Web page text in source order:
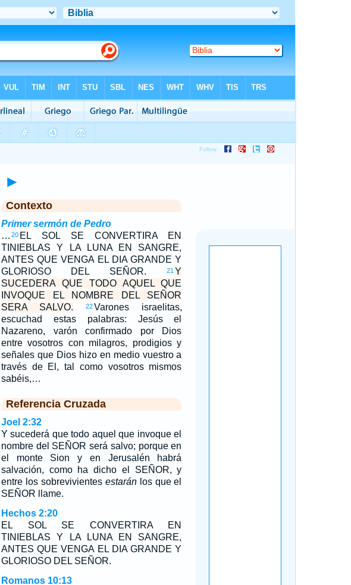
►
Contexto
Primer sermón de Pedro
… 20 EL SOL SE CONVERTIRA EN
TINIEBLAS Y LA LUNA EN SANGRE,
ANTES QUE VENGA EL DIA GRANDE Y
GLORIOSO DEL SEÑOR.
21 Y
SUCEDERA QUE TODO AQUEL QUE
INVOQUE EL NOMBRE DEL SEÑOR
SERA SALVO.
22Varones israelitas,
escuchad estas palabras: Jesús el
Nazareno, varón confirmado por Dios
entre vosotros con milagros, prodigios y
señales que Dios hizo en medio vuestro a
través de El, tal como vosotros mismos
sabéis,…
Referencia Cruzada
Joel 2:32
Y sucederá que todo aquel que invoque el
nombre del SEÑOR será salvo; porque en
el monte Sion y en Jerusalén habrá
salvación, como ha dicho el SEÑOR, y
entre los sobrevivientes estaránlos que el
SEÑOR llame.
Hechos 2:20
EL SOL SE CONVERTIRA EN
TINIEBLAS Y LA LUNA EN SANGRE,
ANTES QUE VENGA EL DIA GRANDE Y
GLORIOSO DEL SEÑOR.
Romanos 10:13